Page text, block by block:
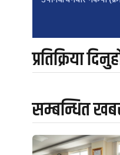
प्रतिक्रिया
सम्बन्धित